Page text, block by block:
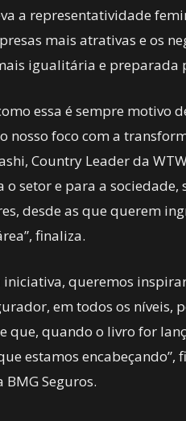
a representatividade
mais atrativas e os
igualitária e preparada
essa é sempre motivo
nosso foco com a
Country Leader da
setor e para a
desde as que querem
finaliza.
iniciativa, queremos
em todos os
que, quando o livro for
estamos encabeçando”,
Seguros.